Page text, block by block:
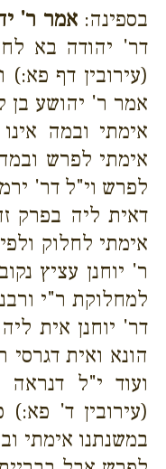
בספינה:אמר ר'
דר' יהודה בא
(עירובין דף פא:)
אמר ר' יהושע בן
אימתי ובמה
אימתי לפרש
לפרש וי"ל דר'
דאית ליה בפרק
אימתי לחלוק
ר' יוחנן עציץ
למחלוקת ר"י
דר' יוחנן אית
הונא ואית
ועוד י"ל
(עירובין ד'
במשנתנו אימתי